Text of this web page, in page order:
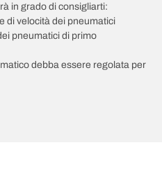
in grado di consigliarti:
di velocità dei pneumatici
pneumatici di primo
debba essere regolata per